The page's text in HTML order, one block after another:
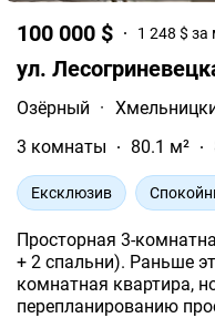
100 000 $ 1 248 $ за
ул.
Озёрный ·
3 комнаты
80.1 м²
Ексклюзив
Просторная 3-
+ 2 спальни). Раньше
комнатная квартира,
перепланированию